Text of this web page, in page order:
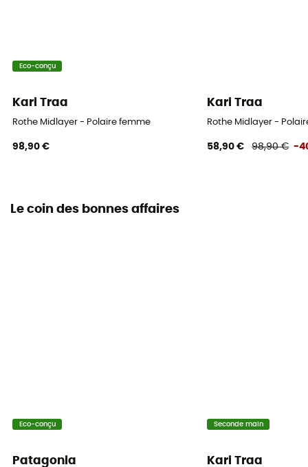
Eco-conçu
Kari Traa
Rothe Midlayer - Polaire femme
98,90 €
Kari Traa
Rothe Midlayer -
58,90 € 98,90 € -
Le coin des bonnes affaires
Eco-conçu
Patagonia
Seconde main
Kari Traa